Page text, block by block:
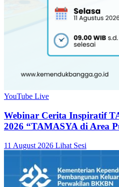
YouTube Live
Webinar Cerita Inspiratif
2026 “TAMASYA di Area
11 August 2026 Lihat Sesi